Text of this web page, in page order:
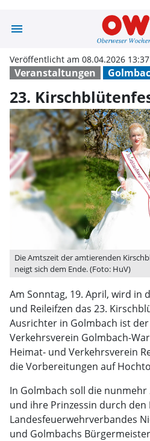
menu
Veranstaltungen
Veröffentlicht am 08.04.2026 13:37
23.
Die Amtszeit der amtierenden
neigt sich dem Ende. (Foto: HuV)
Am Sonntag, 19. April, wird in
und Reileifzen das 23.
Ausrichter in Golmbach ist
Verkehrsverein Golmbach-
Heimat- und Verkehrsverein
die Vorbereitungen auf
In Golmbach soll die
und ihre Prinzessin durch den
Landesfeuerwehrverbandes
und Golmbachs